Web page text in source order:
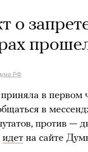
о
РФ
в первом
в
против —
идет на сайте